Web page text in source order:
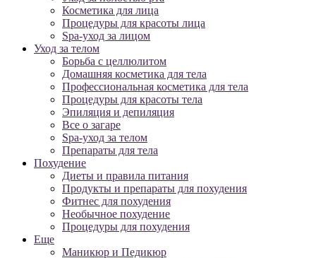
Косметика для лица
Процедуры для красоты лица
Spa-уход за лицом
Уход за телом
Борьба с целлюлитом
Домашняя косметика для тела
Профессиональная косметика для тела
Процедуры для красоты тела
Эпиляция и депиляция
Все о загаре
Spa-уход за телом
Препараты для тела
Похудение
Диеты и правила питания
Продукты и препараты для похудения
Фитнес для похудения
Необычное похудение
Процедуры для похудения
Еще
Маникюр и Педикюр